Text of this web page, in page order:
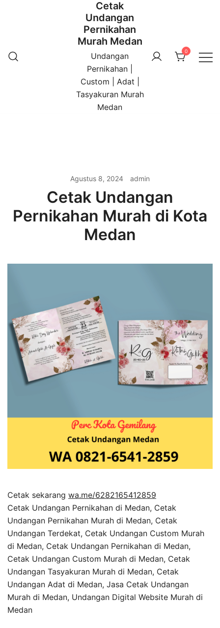
Cetak
Undangan
Pernikahan
Murah Medan
Undangan
Pernikahan |
Custom | Adat |
Tasyakuran Murah
Medan
0
Agustus 8, 2024 admin
Cetak Undangan
Pernikahan Murah di Kota
Medan
Cetak sekarang wa.me/6282165412859
Cetak Undangan Pernikahan di Medan, Cetak
Undangan Pernikahan Murah di Medan, Cetak
Undangan Terdekat, Cetak Undangan Custom Murah
di Medan, Cetak Undangan Pernikahan di Medan,
Cetak Undangan Custom Murah di Medan, Cetak
Undangan Tasyakuran Murah di Medan, Cetak
Undangan Adat di Medan, Jasa Cetak Undangan
Murah di Medan, Undangan Digital Website Murah di
Medan